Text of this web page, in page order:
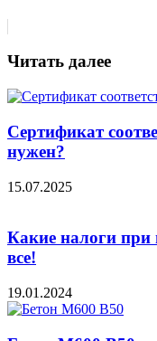
Читать далее
Сертификат
нужен?
15.07.2025
Какие налоги при
все!
19.01.2024